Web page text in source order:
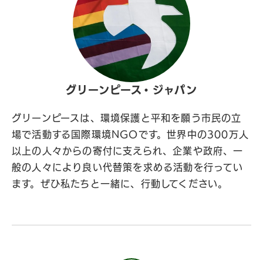
グリーンピース・ジャパン
グリーンピースは、環境保護と平和を願う市民の立
場で活動する国際環境NGOです。世界中の300万人
以上の人々からの寄付に支えられ、企業や政府、一
般の人々により良い代替策を求める活動を行ってい
ます。ぜひ私たちと一緒に、行動してください。